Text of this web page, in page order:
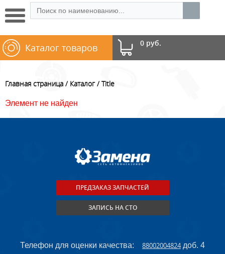
0 руб.
Каталог товаров
Главная страница Каталог Title
Элемент не найден
ПРЕДЗАКАЗ ЗАПЧАСТЕЙ
ЗАПИСЬ НА СТО
Телефон для оценки качества: 88002004824доб. 4